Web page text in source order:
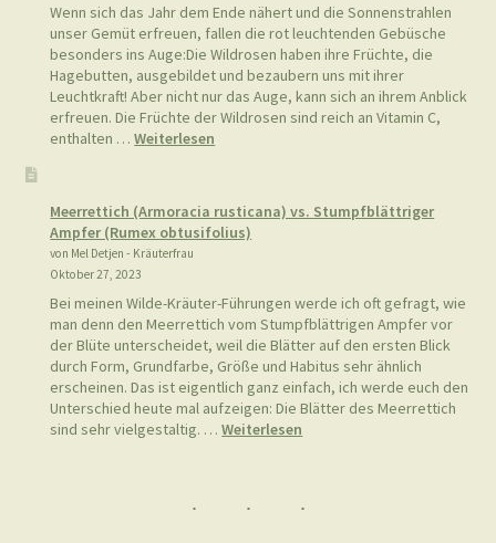
Wenn sich das Jahr dem Ende nähert und die Sonnenstrahlen
unser Gemüt erfreuen, fallen die rot leuchtenden Gebüsche
besonders ins Auge:Die Wildrosen haben ihre Früchte, die
Hagebutten, ausgebildet und bezaubern uns mit ihrer
Leuchtkraft! Aber nicht nur das Auge, kann sich an ihrem Anblick
erfreuen. Die Früchte der Wildrosen sind reich an Vitamin C,
enthalten …Weiterlesen
Meerrettich (Armoracia rusticana) vs. Stumpfblättriger
Ampfer (Rumex obtusifolius)
von Mel Detjen - Kräuterfrau
Oktober 27, 2023
Bei meinen Wilde-Kräuter-Führungen werde ich oft gefragt, wie
man denn den Meerrettich vom Stumpfblättrigen Ampfer vor
der Blüte unterscheidet, weil die Blätter auf den ersten Blick
durch Form, Grundfarbe, Größe und Habitus sehr ähnlich
erscheinen. Das ist eigentlich ganz einfach, ich werde euch den
Unterschied heute mal aufzeigen: Die Blätter des Meerrettich
sind sehr vielgestaltig. …Weiterlesen
vs.